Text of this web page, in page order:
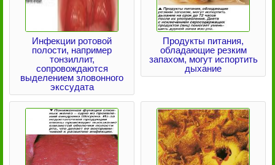
Инфекции ротовой
полости, например
тонзиллит,
сопровождаются
выделением зловонного
экссудата
Продукты питания,
обладающие резким
запахом, могут испортить
дыхание